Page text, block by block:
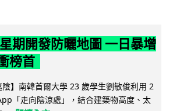
期開發防曬地圖 一日暴增
榜首
陰】南韓首爾大學 23 歲學生劉敏俊利用 2
「走向陰涼處」，結合建築物高度、太